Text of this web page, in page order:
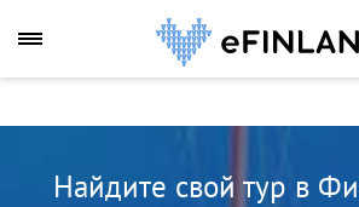
Найдите свой тур в